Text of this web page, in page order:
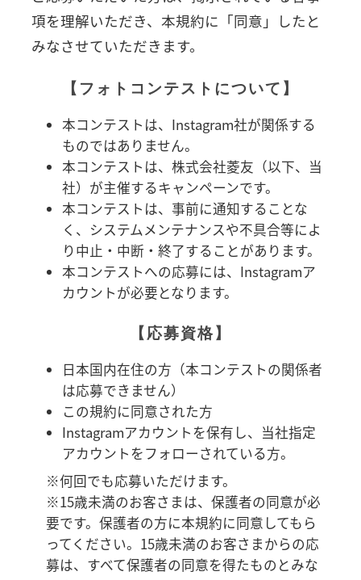
項を理解いただき、本規約に「同意」したと
みなさせていただきます。
【フォトコンテストについて】
本コンテストは、Instagram社が関係する
ものではありません。
本コンテストは、株式会社菱友（以下、当
社）が主催するキャンペーンです。
本コンテストは、事前に通知することな
く、システムメンテナンスや不具合等によ
り中止・中断・終了することがあります。
本コンテストへの応募には、Instagramア
カウントが必要となります。
【応募資格】
日本国内在住の方（本コンテストの関係者
は応募できません）
この規約に同意された方
Instagramアカウントを保有し、当社指定
アカウントをフォローされている方。
※何回でも応募いただけます。
※15歳未満のお客さまは、保護者の同意が必
要です。保護者の方に本規約に同意してもら
ってください。15歳未満のお客さまからの応
募は、すべて保護者の同意を得たものとみな